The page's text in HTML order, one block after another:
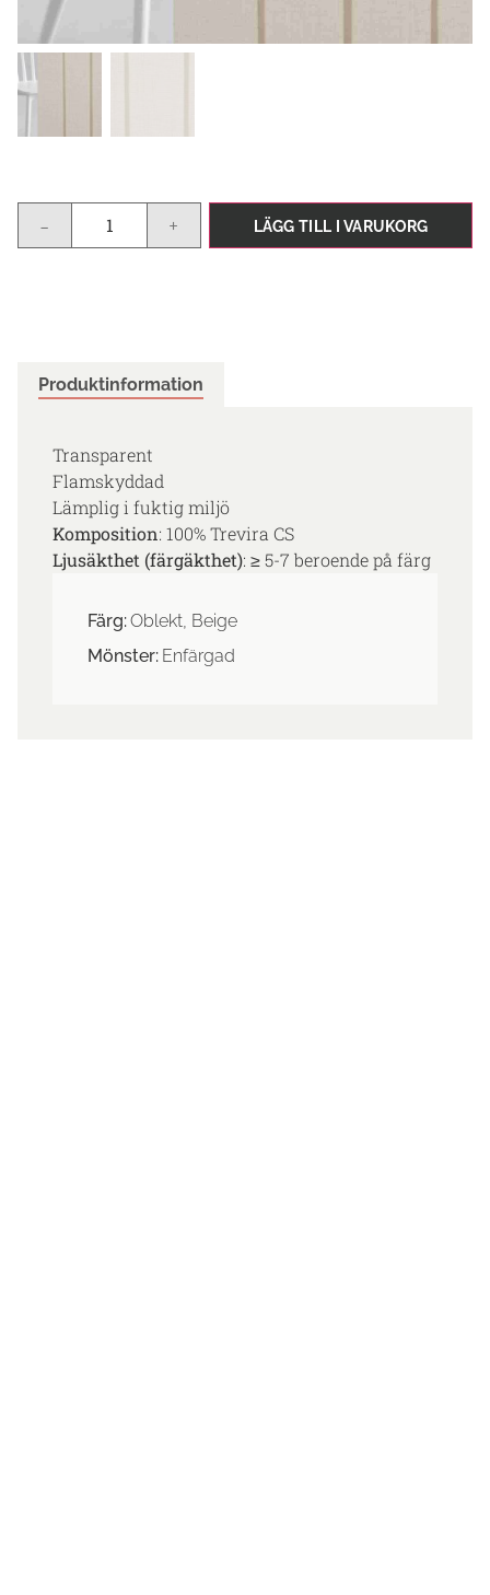
- + LÄGG TILL I VARUKORG
Produktinformation
Transparent
Flamskyddad
Lämplig i fuktig miljö
Komposition: 100% Trevira CS
Ljusäkthet (färgäkthet): ≥ 5-7 beroende på färg
Färg:Oblekt, Beige
Mönster: Enfärgad